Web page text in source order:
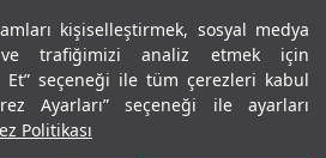
kişiselleştirmek, sosyal medya
ve trafiğimizi analiz etmek için
Et” seçeneği ile tüm çerezleri kabul
Ayarları” seçeneği ile ayarları
Politikası
Menü
Duş Sistemleri Duş Barları Artdeco